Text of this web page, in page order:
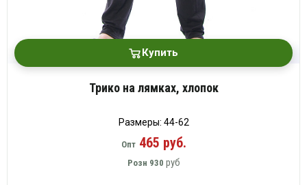
Купить
Трико на лямках, хлопок
Размеры: 44-62
Опт465 руб.
Розн 930 руб